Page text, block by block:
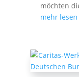
möchten
mehr lesen